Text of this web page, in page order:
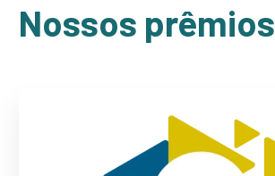
Nossos prêmios